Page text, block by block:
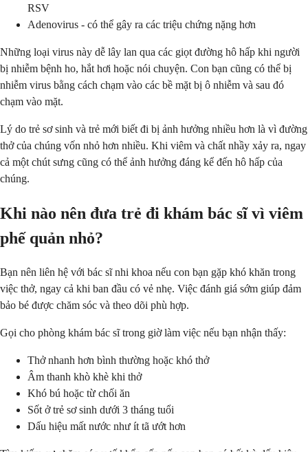
RSV
Adenovirus - có thể gây ra các triệu chứng nặng hơn
Những loại virus này dễ lây lan qua các giọt đường hô hấp khi người
bị nhiễm bệnh ho, hắt hơi hoặc nói chuyện. Con bạn cũng có thể bị
nhiễm virus bằng cách chạm vào các bề mặt bị ô nhiễm và sau đó
chạm vào mặt.
Lý do trẻ sơ sinh và trẻ mới biết đi bị ảnh hưởng nhiều hơn là vì đường
thở của chúng vốn nhỏ hơn nhiều. Khi viêm và chất nhầy xảy ra, ngay
cả một chút sưng cũng có thể ảnh hưởng đáng kể đến hô hấp của
chúng.
Khi nào nên đưa trẻ đi khám bác sĩ vì viêm
phế quản nhỏ?
Bạn nên liên hệ với bác sĩ nhi khoa nếu con bạn gặp khó khăn trong
việc thở, ngay cả khi ban đầu có vẻ nhẹ. Việc đánh giá sớm giúp đảm
bảo bé được chăm sóc và theo dõi phù hợp.
Gọi cho phòng khám bác sĩ trong giờ làm việc nếu bạn nhận thấy:
Thở nhanh hơn bình thường hoặc khó thở
Âm thanh khò khè khi thở
Khó bú hoặc từ chối ăn
Sốt ở trẻ sơ sinh dưới 3 tháng tuổi
Dấu hiệu mất nước như ít tã ướt hơn